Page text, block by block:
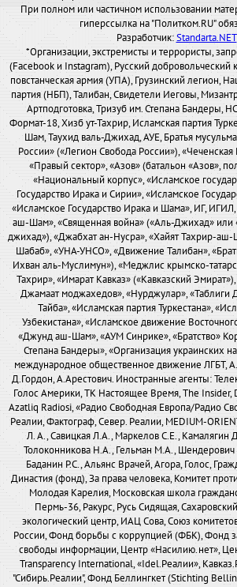
При полном или частичном использовании
гиперссылка на "Политком.RU"
Разработчик:Standarta.NET
*Организации, экстремисты и террористы,
(Facebook и Instagram), Русский добровольческий
повстанческая армия (УПА), Грузинский легион,
партия (НБП), Талибан, Свидетели Иеговы,
Артподготовка, Тризуб им. Степана Бандеры,
Формат-18, Хизб ут-Тахрир, Исламская партия
Шам, Таухид валь-Джихад, АУЕ, Братья
России» («Легион Свобода России»),
«Правый сектор», «Азов» (батальон «Азов»,
«Национальный корпус», «Исламское
Государство Ирака и Сирии», «Исламское
«Исламское Государство Ирака и Шама», ИГ,
аш-Шам», «Священная война» («Аль-Джихад» или
джихад»), «Джабхат ан-Нусра», «Хайят Тахрир-
Шабаб», «УНА-УНСО», «Движение Талибан»,
Ихван аль-Муслимун»), «Меджлис крымско-
Тахрир», «Имарат Кавказ» («Кавказский
Джамаат моджахедов», «Нурджулар», «Таблиги
Тайба», «Исламская партия Туркестана»,
Узбекистана», «Исламское движение
«Джунд аш-Шам», «АУМ Синрике», «Братство»
Степана Бандеры», «Организация украинских
международное общественное движение ЛГБТ,
Д.Гордон, А.Арестович. Иностранные агенты:
Голос Америки, ТК Настоящее Время, The Insider,
Azatliq Radiosi, «Радио Свободная Европа/Радио
Реалии, Фактограф, Север. Реалии, MEDIUM-
Л. А., Савицкая Л.А., Маркелов С.Е., Камалягин
Толоконникова Н.А., Гельман М.А.,
Баданин Р.С., Альянс Врачей, Агора, Голос,
Династия (фонд), За права человека, Комитет
Молодая Карелия, Московская школа
Пермь-36, Ракурс, Русь Сидящая,
экологический центр, ИАЦ Сова, Союз
России, Фонд борьбы с коррупцией (ФБК), Фонд
свободы информации, Центр «Насилию.нет»,
Transparency International, «Idel.Реалии»,
"Сибирь.Реалии", Фонд Беллингкет (Stichting